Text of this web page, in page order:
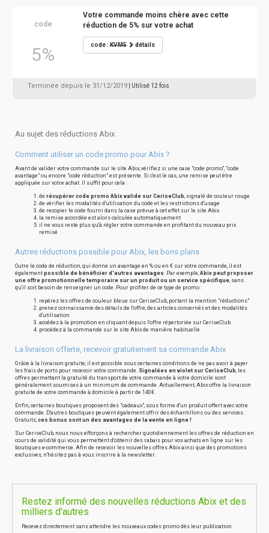
code
5%
Votre commande moins chère avec cette
réduction de 5% sur votre achat
code :KVM5 détails
Terminée depuis le 31/12/2019 | Utilisé 12 fois
Au sujet des réductions Abix
Comment utiliser un code promo pour Abix ?
Avant de valider votre commande sur le site Abix, vérifiez si une case "code promo", "code
avantage" ou encore "code réduction" est présente. Si c'est le cas, une remise peut être
appliquée sur votre achat. Il suffit pour cela :
de récupérer code promo Abix valide sur CeriseClub, signalé de couleur rouge
de vérifier les modalités d'utilisation du code et les restrictions d'usage
de recopier le code fourni dans la case prévue à cet effet sur le site Abix
la remise accordée est alors calculée automatiquement
il ne vous reste plus qu'à régler votre commande en profitant du nouveau prix
remisé
Autres réductions possible pour Abix, les bons plans
Outre le code de réduction, qui donne un avantage en % ou en € sur votre commande, il est
également possible de bénéficier d'autres avantages. Par exemple, Abix peut proposer
une offre promotionnelle temporaire sur un produit ou un service spécifique, sans
qu'il soit besoin de renseigner un code. Pour profiter de ce type de promo :
repérez les offres de couleur bleue sur CeriseClub, portant la mention "réductions"
prenez connaissance des détails de l'offre, des articles concernés et des modalités
d'utilisation
accédez à la promotion en cliquant depuis l'offre répertoriée sur CeriseClub
procédez à la commande sur le site Abix de manière habituelle
La livraison offerte, recevoir gratuitement sa commande Abix
Grâce à la livraison gratuite, il est possible sous certaines conditions de ne pas avoir à payer
les frais de ports pour recevoir votre commande. Signalées en violet sur CeriseClub, les
offres permettant la gratuité du transport de votre commande à votre domicile sont
généralement soumises à un minimum de commande. Actuellement, Abix offre la livraison
gratuite de votre commande à domicile à partir de 140€.
Enfin, certaines boutiques proposent des "cadeaux", sous forme d'un produit offert avec votre
commande. D'autres boutiques peuvent également offrir des échantillons ou des services.
Gratuits, ces bonus sont un des avantages de la vente en ligne !
Sur CeriseClub, nous nous efforçons à rechercher quotidiennement les offres de réduction en
cours de validité qui vous permettent d'obtenir des rabais pour vos achats en ligne sur les
boutiques e-commerce. Afin de recevoir les nouvelles offres Abix ainsi que des promotions
exclusives, n'hésitez pas à vous inscrire à la newsletter.
Restez informé des nouvelles réductions Abix et des
milliers d'autres
Recevez directement sans attendre les nouveaux codes promo dès leur publication.